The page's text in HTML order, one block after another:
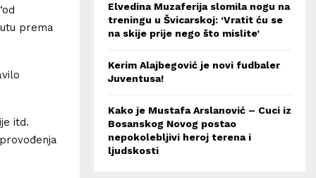
prema
itd.
Elvedina Muzaferija slomila nogu na
treningu u Švicarskoj: ‘Vratit ću se
na skije prije nego što mislite’
Kerim Alajbegović je novi fudbaler
Juventusa!
Kako je Mustafa Arslanović – Cuci iz
Bosanskog Novog postao
nepokolebljivi heroj terena i
ljudskosti